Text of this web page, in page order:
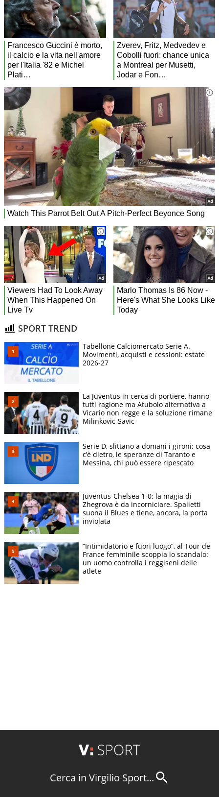
SPORT TREND
Tabellone Calciomercato Serie A.
Movimenti, acquisti e cessioni: estate
2026-27
La Juventus in cerca di portiere, hanno
tutti ragione ma Atubolo alternativa a
Vicario non regge e la soluzione rimane
Milinkovic-Savic
Serie D, slittano a domani i gironi: cosa
c’è dietro, le speranze di Taranto e
Messina, chi può essere ripescato
Juventus-Chelsea 1-0: la magia di
Zhegrova è da incorniciare. Spalletti
suona il Blues e tiene, ancora, la porta
inviolata
“Intimidatorio e fuori luogo”, al Tour de
France femminile scoppia lo scandalo:
un uomo controlla i reggiseni delle
atlete
Cerca in Virgilio Sport...